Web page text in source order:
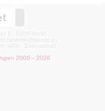
2000 – 2026